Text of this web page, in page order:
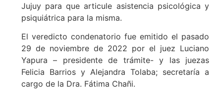
Jujuy para que articule asistencia psicológica y
psiquiátrica para la misma.
El veredicto condenatorio fue emitido el pasado
29 de noviembre de 2022 por el juez Luciano
Yapura – presidente de trámite- y las juezas
Felicia Barrios y Alejandra Tolaba; secretaría a
cargo de la Dra. Fátima Chañi.